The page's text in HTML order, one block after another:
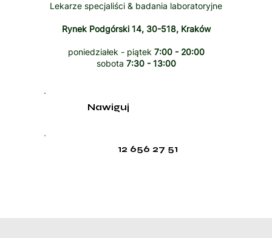
Lekarze specjaliści & badania laboratoryjne
Rynek Podgórski 14, 30-518, Kraków
poniedziałek - piątek 7:00 - 20:00
sobota 7:30 - 13:00
12 656 27 51
Nawiguj